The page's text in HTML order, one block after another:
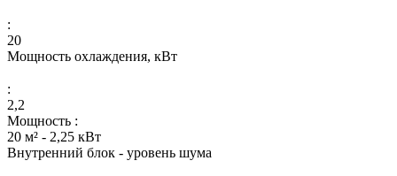
:
20
Мощность охлаждения, кВт
:
2,2
Мощность :
20 м² - 2,25 кВт
Внутренний блок - уровень шума